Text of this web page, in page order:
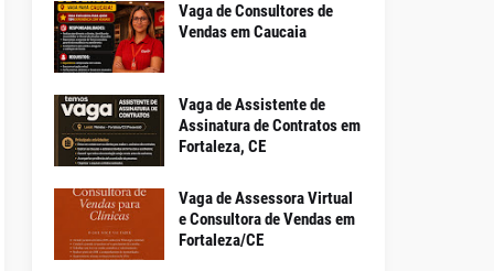
Vaga de Consultores de
Vendas em Caucaia
Vaga de Assistente de
Assinatura de Contratos em
Fortaleza, CE
Vaga de Assessora Virtual
e Consultora de Vendas em
Fortaleza/CE